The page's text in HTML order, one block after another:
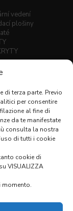
di terza parte. Previo
per consentire
al fine di
da te manifestate
consulta la nostra
di tutti i cookie
cookie di
VISUALIZZA
momento.
vedení
plošiny